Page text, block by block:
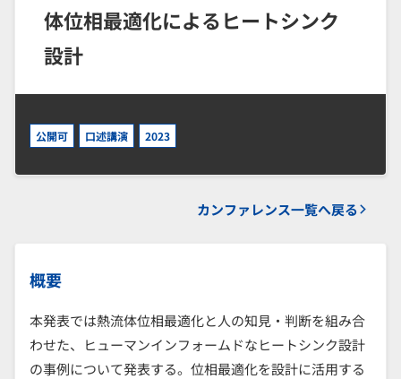
体位相最適化によるヒートシンク
設計
公開可 口述講演 2023
カンファレンス一覧へ戻る
概要
本発表では熱流体位相最適化と人の知見・判断を組み合
わせた、ヒューマンインフォームドなヒートシンク設計
の事例について発表する。位相最適化を設計に活用する